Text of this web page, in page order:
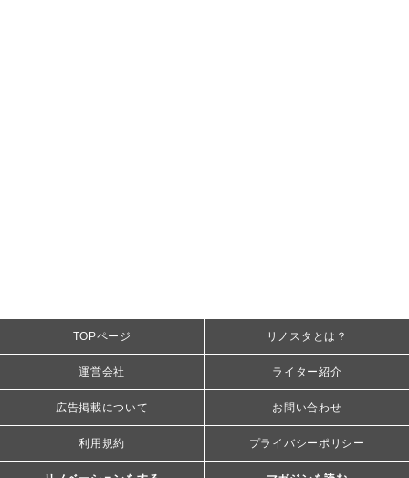
TOPページ リノスタとは？
運営会社 ライター紹介
広告掲載について お問い合わせ
利用規約 プライバシーポリシー